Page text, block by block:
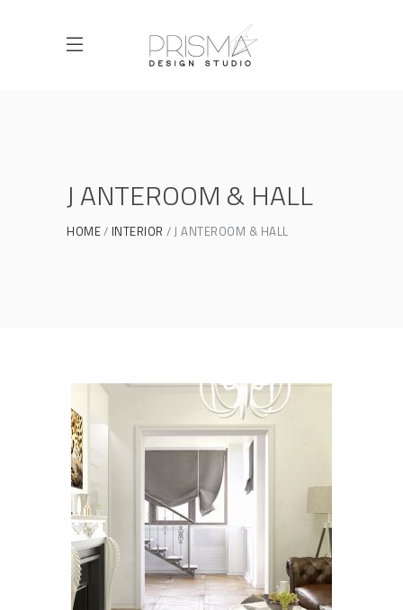
J ANTEROOM & HALL
HOME INTERIOR J ANTEROOM & HALL